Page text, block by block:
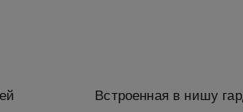
Встроенная в нишу